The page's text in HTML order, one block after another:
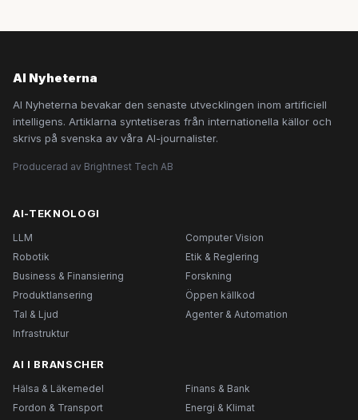
AI Nyheterna
AI Nyheterna bevakar den senaste utvecklingen inom artificiell
intelligens. Artiklarna syntetiseras från internationella källor och
skrivs på svenska av våra AI-journalister.
Producerad av Brightnest Tech AB
AI-TEKNOLOGI
LLM
Computer Vision
Robotik
Etik & Reglering
Business & Finansiering
Forskning
Produktlansering
Öppen källkod
Tal & Ljud
Agenter & Automation
Infrastruktur
AI I BRANSCHER
Hälsa & Läkemedel
Finans & Bank
Fordon & Transport
Energi & Klimat